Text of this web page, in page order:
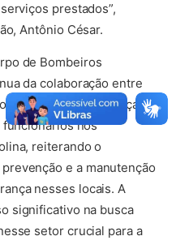
prestados”,
Antônio César.
de Bombeiros
da colaboração entre
assegurar a segurança
nos
reiterando o
e a manutenção
nesses locais. A
significativo na busca
setor crucial para a